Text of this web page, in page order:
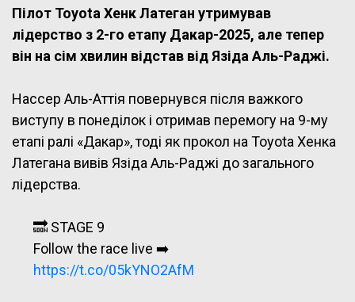
Пілот Toyota Хенк Латеган утримував
лідерство з 2-го етапу Дакар-2025, але тепер
він на сім хвилин відстав від Язіда Аль-Раджі.
Нассер Аль-Аттія повернувся після важкого
виступу в понеділок і отримав перемогу на 9-му
етапі ралі «Дакар», тоді як прокол на Toyota Хенка
Латегана вивів Язіда Аль-Раджі до загального
лідерства.
🔜 STAGE 9
Follow the race live ➡️
https://t.co/05kYNO2AfM